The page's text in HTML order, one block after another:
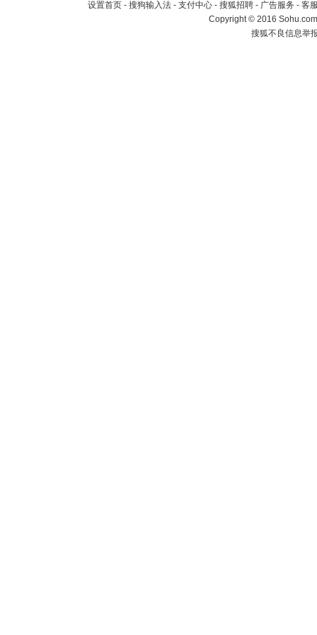
设置首页 - 搜狗输入法 - 支付中心 - 搜狐招聘 - 广告服务 - 客
Copyright©2016
搜狐不良信息举